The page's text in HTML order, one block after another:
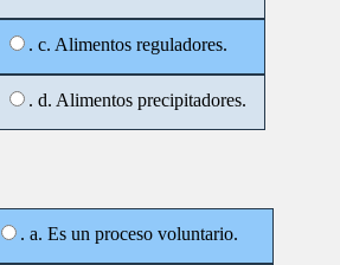
. c. Alimentos reguladores.
. d. Alimentos precipitadores.
. a. Es un proceso voluntario.